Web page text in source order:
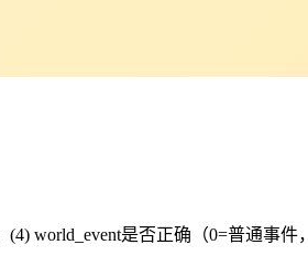
world_event是否正确（0=普通事